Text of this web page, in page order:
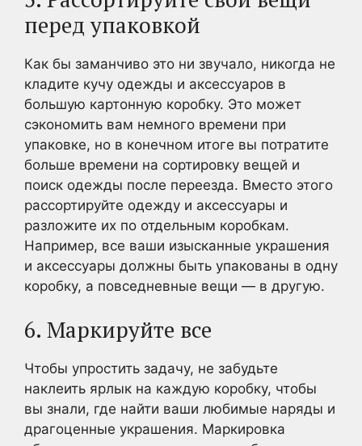
перед упаковкой
Как бы заманчиво это ни звучало, никогда не
кладите кучу одежды и аксессуаров в
большую картонную коробку. Это может
сэкономить вам немного времени при
упаковке, но в конечном итоге вы потратите
больше времени на сортировку вещей и
поиск одежды после переезда. Вместо этого
рассортируйте одежду и аксессуары и
разложите их по отдельным коробкам.
Например, все ваши изысканные украшения
и аксессуары должны быть упакованы в одну
коробку, а повседневные вещи — в другую.
6. Маркируйте все
Чтобы упростить задачу, не забудьте
наклеить ярлык на каждую коробку, чтобы
вы знали, где найти ваши любимые наряды и
драгоценные украшения. Маркировка